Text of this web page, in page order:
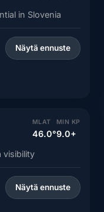
in Slovenia
Näytä ennuste
MLAT
46.0°
MIN KP
9.0+
visibility
Näytä ennuste